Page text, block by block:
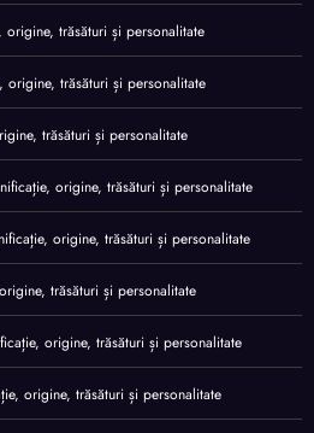
origine, trăsături și personalitate
origine, trăsături și personalitate
trăsături și personalitate
origine, trăsături și personalitate
origine, trăsături și personalitate
trăsături și personalitate
origine, trăsături și personalitate
origine, trăsături și personalitate